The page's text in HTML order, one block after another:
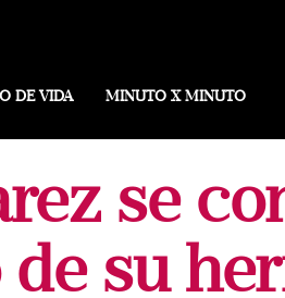
DE VIDA MINUTO X MINUTO
se
su